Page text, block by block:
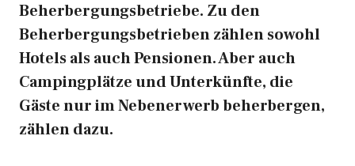
Beherbergungsbetriebe. Zu den
Beherbergungsbetrieben zählen sowohl
Hotels als auch Pensionen. Aber auch
Campingplätze und Unterkünfte, die
Gäste nur im Nebenerwerb beherbergen,
zählen dazu.